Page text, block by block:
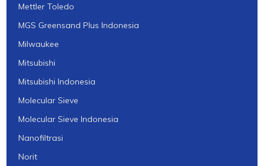
Mettler Toledo
MGS Greensand Plus Indonesia
Milwaukee
Mitsubishi
Mitsubishi Indonesia
Molecular Sieve
Molecular Sieve Indonesia
Nanofiltrasi
Norit